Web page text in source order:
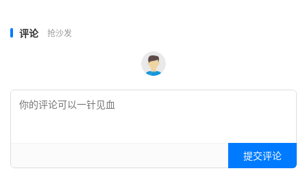
评论 抢沙发
提交评论